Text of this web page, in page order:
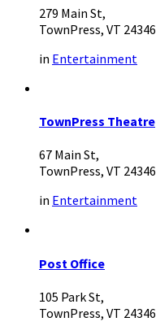
279 Main St,
TownPress, VT 24346
in Entertainment
TownPress Theatre
67 Main St,
TownPress, VT 24346
in Entertainment
Post Office
105 Park St,
TownPress, VT 24346